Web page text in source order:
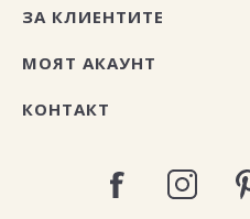
ЗА КЛИЕНТИТЕ
МОЯТ АКАУНТ
КОНТАКТ